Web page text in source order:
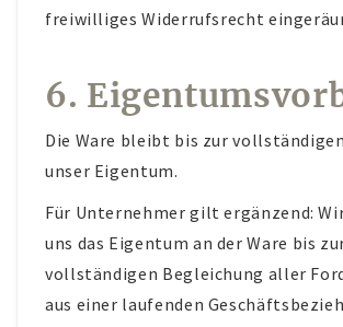
freiwilliges Widerrufsrecht
6.
Die Ware bleibt bis zur
unser Eigentum.
Für Unternehmer gilt ergänzend:
uns das Eigentum an der Ware bis
vollständigen Begleichung aller
aus einer laufenden